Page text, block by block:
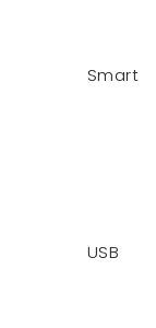
Smart
USB